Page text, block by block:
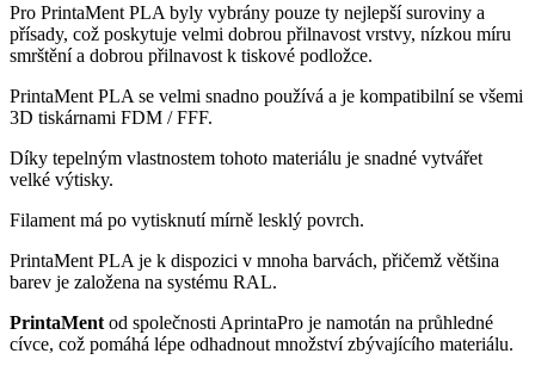
Pro PrintaMent PLA byly vybrány pouze ty nejlepší suroviny a
přísady, což poskytuje velmi dobrou přilnavost vrstvy, nízkou míru
smrštění a dobrou přilnavost k tiskové podložce.
PrintaMent PLA se velmi snadno používá a je kompatibilní se všemi
3D tiskárnami FDM / FFF.
Díky tepelným vlastnostem tohoto materiálu je snadné vytvářet
velké výtisky.
Filament má po vytisknutí mírně lesklý povrch.
PrintaMent PLA je k dispozici v mnoha barvách, přičemž většina
barev je založena na systému RAL.
PrintaMent od společnosti AprintaPro je namotán na průhledné
cívce, což pomáhá lépe odhadnout množství zbývajícího materiálu.